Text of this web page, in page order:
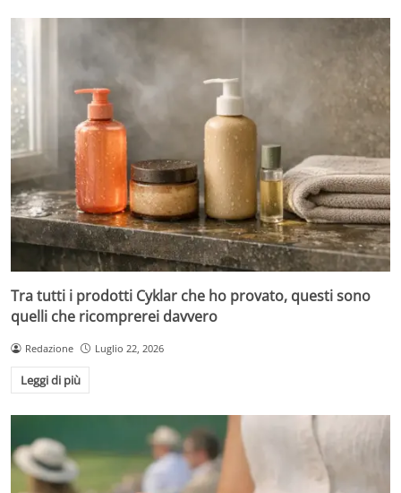
Tra tutti i prodotti Cyklar che ho provato, questi sono
quelli che ricomprerei davvero
Redazione Luglio 22, 2026
Leggi di più